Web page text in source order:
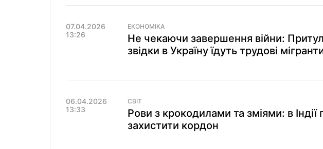
07.04.2026
13:26
ЕКОНОМІКА
Не чекаючи завершення війни:
звідки в Україну їдуть трудові
06.04.2026
13:33
СВІТ
Рови з крокодилами та зміями: в
захистити кордон